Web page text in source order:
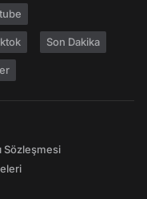
Son Dakika
Sözleşmesi